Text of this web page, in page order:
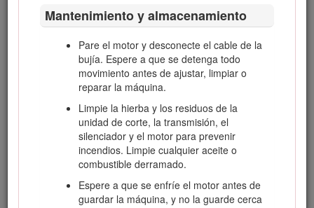
Mantenimiento y almacenamiento
Pare el motor y desconecte el cable de la
bujía. Espere a que se detenga todo
movimiento antes de ajustar, limpiar o
reparar la máquina.
Limpie la hierba y los residuos de la
unidad de corte, la transmisión, el
silenciador y el motor para prevenir
incendios. Limpie cualquier aceite o
combustible derramado.
Espere a que se enfríe el motor antes de
guardar la máquina, y no la guarde cerca
cerrado.
No guarde nunca la máquina o un recipiente
de combustible cerca de una llama desnuda,
chispa o llama piloto, por ejemplo en un
calentador de agua u otro electrodoméstico.
No llene nunca los recipientes dentro de un
vehículo o sobre la plataforma de un camión
o remolque con forro de plástico. Coloque
siempre los recipientes de gasolina en el
suelo, lejos del vehículo, antes de llenarlos.
Retire el equipo del camión o del remolque y
repóstelo en el suelo. Si esto no es posible,
reposte el equipo usando un recipiente